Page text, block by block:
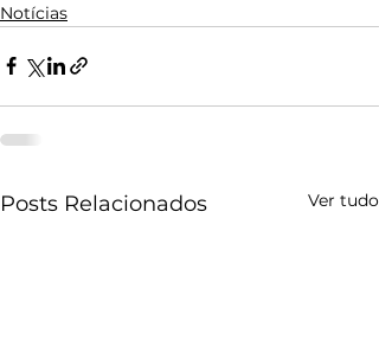
Notícias
Posts Relacionados Ver tudo